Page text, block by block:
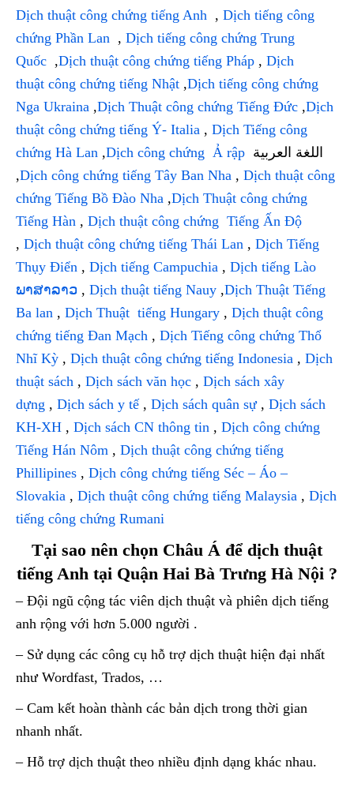
Dịch thuật công chứng tiếng Anh , Dịch tiếng công
chứng Phần Lan , Dịch tiếng công chứng Trung
Quốc ,Dịch thuật công chứng tiếng Pháp , Dịch
thuật công chứng tiếng Nhật ,Dịch tiếng công chứng
Nga Ukraina ,Dịch Thuật công chứng Tiếng Đức ,Dịch
thuật công chứng tiếng Ý- Italia , Dịch Tiếng công
chứng Hà Lan ,Dịch công chứng Ả rập
,Dịch công chứng tiếng Tây Ban Nha , Dịch thuật công
chứng Tiếng Bồ Đào Nha ,Dịch Thuật công chứng
Tiếng Hàn , Dịch thuật công chứng Tiếng Ấn Độ
, Dịch thuật công chứng tiếng Thái Lan , Dịch Tiếng
Thụy Điển , Dịch tiếng Campuchia , Dịch tiếng Lào
ພາສາລາວ , Dịch thuật tiếng Nauy ,Dịch Thuật Tiếng
Ba lan , Dịch Thuật tiếng Hungary , Dịch thuật công
chứng tiếng Đan Mạch , Dịch Tiếng công chứng Thổ
Nhĩ Kỳ , Dịch thuật công chứng tiếng Indonesia , Dịch
thuật sách , Dịch sách văn học , Dịch sách xây
dựng , Dịch sách y tế, Dịch sách quân sự, Dịch sách
KH-XH , Dịch sách CN thông tin , Dịch công chứng
Tiếng Hán Nôm , Dịch thuật công chứng tiếng
Phillipines , Dịch công chứng tiếng Séc – Áo –
Slovakia , Dịch thuật công chứng tiếng Malaysia , Dịch
tiếng công chứng Rumani
Tại sao nên chọn Châu Á để dịch thuật
tiếng Anh tại Quận Hai Bà Trưng Hà Nội ?
– Đội ngũ cộng tác viên dịch thuật và phiên dịch tiếng
anh rộng với hơn 5.000 người .
– Sử dụng các công cụ hỗ trợ dịch thuật hiện đại nhất
như Wordfast, Trados, …
– Cam kết hoàn thành các bản dịch trong thời gian
nhanh nhất.
– Hỗ trợ dịch thuật theo nhiều định dạng khác nhau.